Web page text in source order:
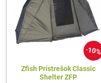
10%
Zfish Prístrešok Classic
Shelter ZFP